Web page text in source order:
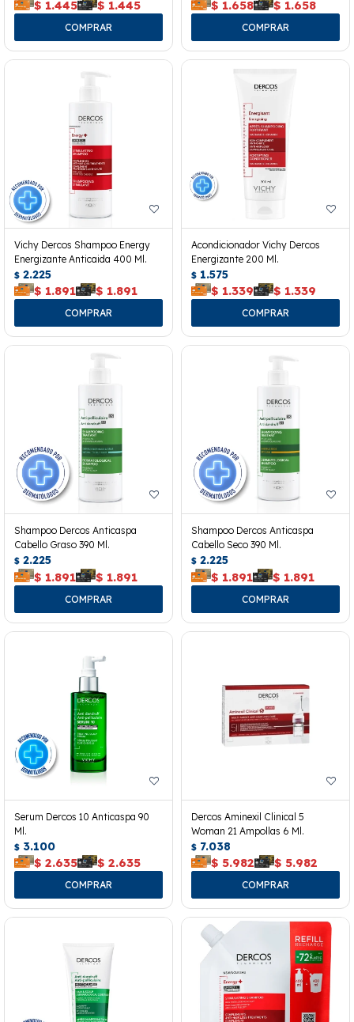
$ 1.445 $ 1.445 $ 1.658 $ 1.658
Vichy Dercos Shampoo Energy
Energizante Anticaida 400 Ml.
$ 2.225
$ 1.891 $ 1.891
Acondicionador Vichy Dercos
Energizante 200 Ml.
$ 1.575
$ 1.339 $ 1.339
Shampoo Dercos Anticaspa
Cabello Graso 390 Ml.
$ 2.225
$ 1.891 $ 1.891
Shampoo Dercos Anticaspa
Cabello Seco 390 Ml.
$ 2.225
$ 1.891 $ 1.891
Serum Dercos 10 Anticaspa 90
Ml.
$ 3.100
$ 2.635 $ 2.635
Dercos Aminexil Clinical 5
Woman 21 Ampollas 6 Ml.
$ 7.038
$ 5.982 $ 5.982